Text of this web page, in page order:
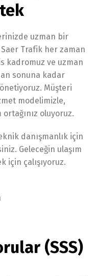
uzman bir
Trafik her zaman
kadromuz ve uzman
sonuna kadar
Müşteri
modelimizle,
oluyoruz.
danışmanlık için
Geleceğin ulaşım
için çalışıyoruz.
(SSS)